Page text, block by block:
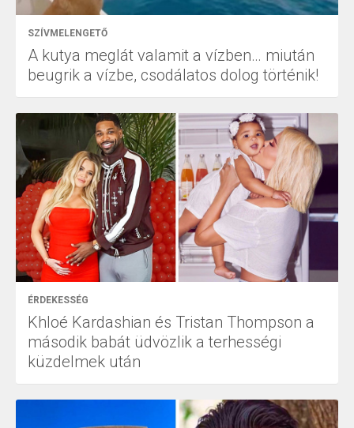
SZÍVMELENGETŐ
A kutya meglát valamit a vízben… miután
beugrik a vízbe, csodálatos dolog történik!
ÉRDEKESSÉG
Khloé Kardashian és Tristan Thompson a
második babát üdvözlik a terhességi
küzdelmek után